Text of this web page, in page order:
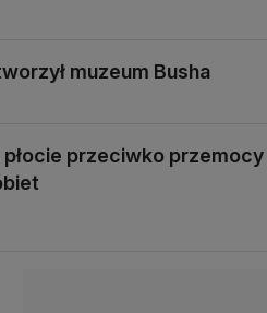
muzeum Busha
płocie przeciwko przemocy